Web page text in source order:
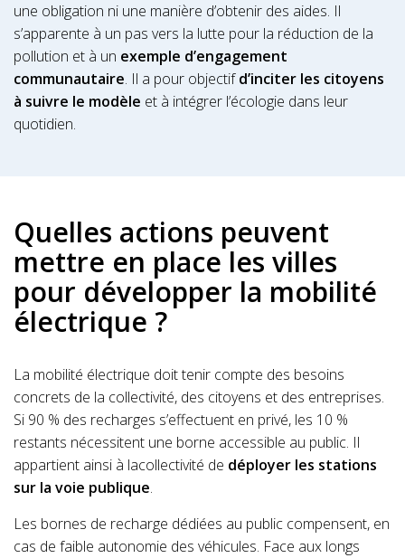
une obligation ni une manière d’obtenir des aides. Il
s’apparente à un pas vers la lutte pour la réduction de la
pollution et à un exemple d’engagement
communautaire. Il a pour objectifd’inciter les citoyens
à suivre le modèle et à intégrer l’écologie dans leur
quotidien.
Quelles actions peuvent
mettre en place les villes
pour développer la mobilité
électrique ?
La mobilité électrique doit tenir compte des besoins
concrets de la collectivité, des citoyens et des entreprises.
Si 90 % des recharges s’effectuent en privé, les 10 %
restants nécessitent une borne accessible au public. Il
appartient ainsi à lacollectivité de déployer les stations
sur la voie publique.
Les bornes de recharge dédiées au public compensent, en
cas de faible autonomie des véhicules. Face aux longs